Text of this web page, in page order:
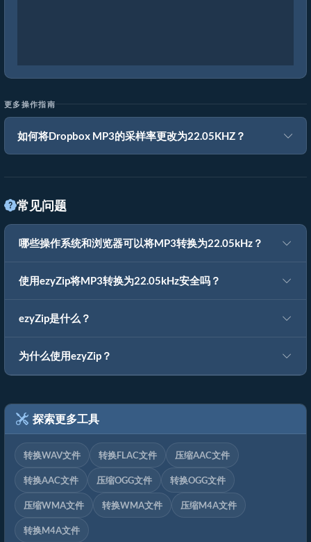
更多操作指南
如何将Dropbox MP3的采样率更改为22.05KHZ？
常见问题
哪些操作系统和浏览器可以将MP3转换为22.05kHz？
使用ezyZip将MP3转换为22.05kHz安全吗？
ezyZip是什么？
为什么使用ezyZip？
探索更多工具
转换WAV文件 转换FLAC文件 压缩AAC文件
转换AAC文件 压缩OGG文件 转换OGG文件
压缩WMA文件 转换WMA文件 压缩M4A文件
转换M4A文件